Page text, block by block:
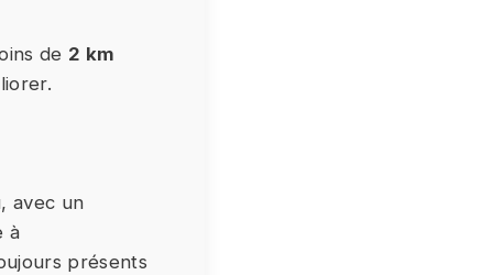
de 2 km
avec un
à
présents